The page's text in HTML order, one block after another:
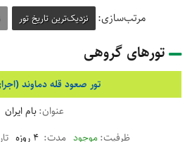
مرتب‌سازی: نزدیک‌ترین تاریخ تور
تورهای گروهی
تور صعود قله دماوند
بام ایران
موجود
4 روزه